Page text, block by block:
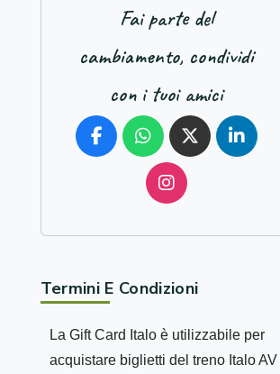
Fai parte del
cambiamento, condividi
con i tuoi amici
Termini E Condizioni
La Gift Card Italo è utilizzabile per
acquistare biglietti del treno Italo AV